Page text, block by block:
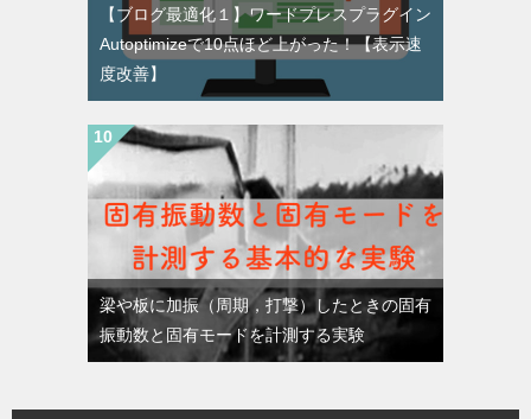
【ブログ最適化１】ワードプレスプラグイン
Autoptimizeで10点ほど上がった！【表示速
度改善】
梁や板に加振（周期，打撃）したときの固有
振動数と固有モードを計測する実験